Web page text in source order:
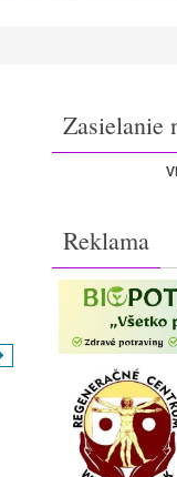
Zasielanie
Reklama